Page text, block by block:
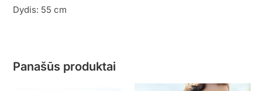
Dydis: 55 cm
Panašūs produktai